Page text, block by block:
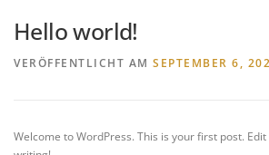
KONTAKT
Hello world!
VERÖFFENTLICHT AM SEPTEMBER 6,
Welcome to WordPress. This is your first post.